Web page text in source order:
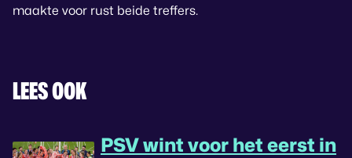
maakte voor rust beide treffers.
LEES OOK
PSV wint voor het eerst in